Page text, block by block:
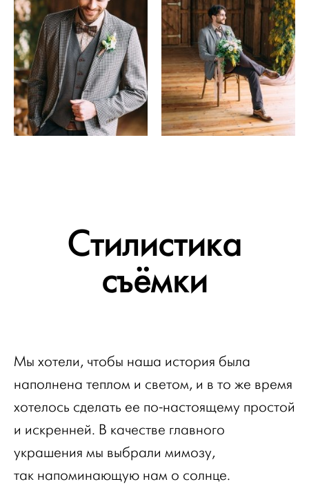
Стилистика
съёмки
Мы хотели, чтобы наша история была
наполнена теплом и светом, и в то же время
хотелось сделать ее по-настоящему простой
и искренней. В качестве главного
украшения мы выбрали мимозу,
так напоминающую нам о солнце.